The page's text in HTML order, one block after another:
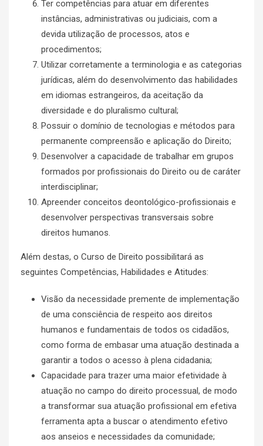
Ter competências para atuar em diferentes
instâncias, administrativas ou judiciais, com a
devida utilização de processos, atos e
procedimentos;
Utilizar corretamente a terminologia e as categorias
jurídicas, além do desenvolvimento das habilidades
em idiomas estrangeiros, da aceitação da
diversidade e do pluralismo cultural;
Possuir o domínio de tecnologias e métodos para
permanente compreensão e aplicação do Direito;
Desenvolver a capacidade de trabalhar em grupos
formados por profissionais do Direito ou de caráter
interdisciplinar;
Apreender conceitos deontológico-profissionais e
desenvolver perspectivas transversais sobre
direitos humanos.
Além destas, o Curso de Direito possibilitará as
seguintes Competências, Habilidades e Atitudes:
Visão da necessidade premente de implementação
de uma consciência de respeito aos direitos
humanos e fundamentais de todos os cidadãos,
como forma de embasar uma atuação destinada a
garantir a todos o acesso à plena cidadania;
Capacidade para trazer uma maior efetividade à
atuação no campo do direito processual, de modo
a transformar sua atuação profissional em efetiva
ferramenta apta a buscar o atendimento efetivo
aos anseios e necessidades da comunidade;